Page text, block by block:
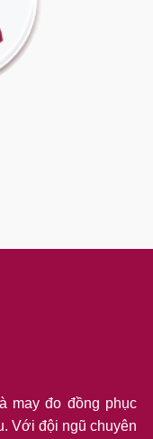
may đo đồng phục
Với đội ngũ chuyên